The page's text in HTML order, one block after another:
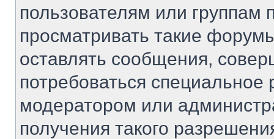
пользователям или группам
просматривать такие
оставлять сообщения,
потребоваться
модератором или
получения такого